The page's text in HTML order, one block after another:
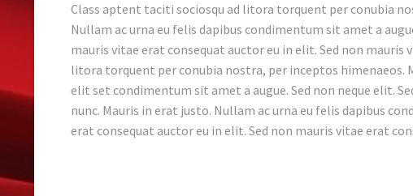
Class aptent taciti sociosqu ad litora torquent per conubia
Nullam ac urna eu felis dapibus condimentum sit amet a
mauris vitae erat consequat auctor eu in elit. Sed non
litora torquent per conubia nostra, per inceptos himenaeos.
elit set condimentum sit amet a augue. Sed non neque elit.
nunc. Mauris in erat justo. Nullam ac urna eu felis dapibus
erat consequat auctor eu in elit. Sed non mauris vitae erat